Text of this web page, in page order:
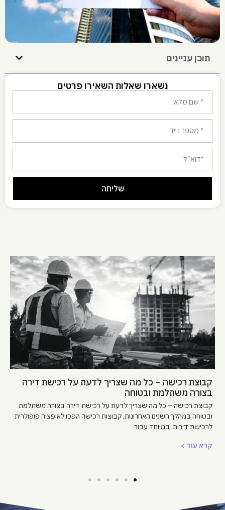
תוכן עניינים
נשארו שאלות השאירו פרטים
שליחה
Alternative:
שערי עכו – הזדמנות נדל"ן להשקעה בצפון
מכפילת הון בצפון? שערי עכו היא ההזדמנות להשקיע בפרויקט עירוני
חדשני לפני כולם! עם תשתיות